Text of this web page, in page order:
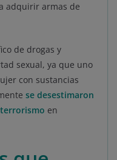
adquirir armas de
de drogas y
sexual, ya que uno
con sustancias
se desestimaron
en